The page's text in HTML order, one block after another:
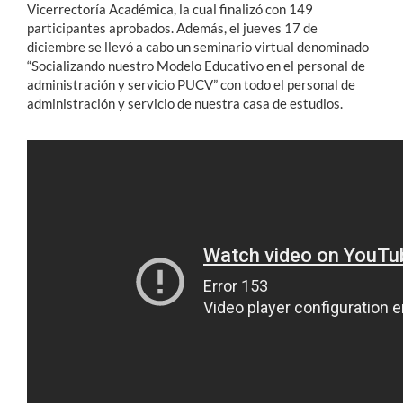
Vicerrectoría Académica, la cual finalizó con 149
participantes aprobados. Además, el jueves 17 de
diciembre se llevó a cabo un seminario virtual denominado
“Socializando nuestro Modelo Educativo en el personal de
administración y servicio PUCV” con todo el personal de
administración y servicio de nuestra casa de estudios.